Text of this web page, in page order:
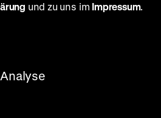
Peter Voigt (1933-2015)
der DDR und auch danach
ein. Als sehr
Umkreis von Bertolt Brecht
und erlernte dort vor allem
dialektischen Umgang mit
mit Fotos. Daraus
und zu uns im Impressum.